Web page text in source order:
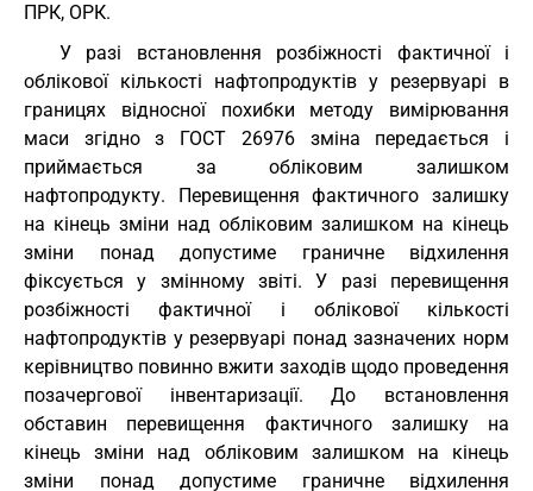
ПРК, ОРК.
У разі встановлення розбіжності фактичної і
облікової кількості нафтопродуктів у резервуарі в
границях відносної похибки методу вимірювання
маси згідно з ГОСТ 26976 зміна передається і
приймається за обліковим залишком
нафтопродукту. Перевищення фактичного залишку
на кінець зміни над обліковим залишком на кінець
зміни понад допустиме граничне відхилення
фіксується у змінному звіті. У разі перевищення
розбіжності фактичної і облікової кількості
нафтопродуктів у резервуарі понад зазначених норм
керівництво повинно вжити заходів щодо проведення
позачергової інвентаризації. До встановлення
обставин перевищення фактичного залишку на
кінець зміни над обліковим залишком на кінець
зміни понад допустиме граничне відхилення